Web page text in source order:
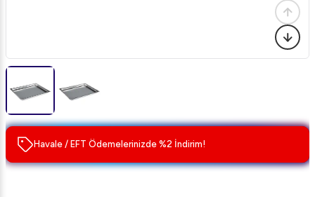
Havale / EFT Ödemelerinizde %2 İndirim!